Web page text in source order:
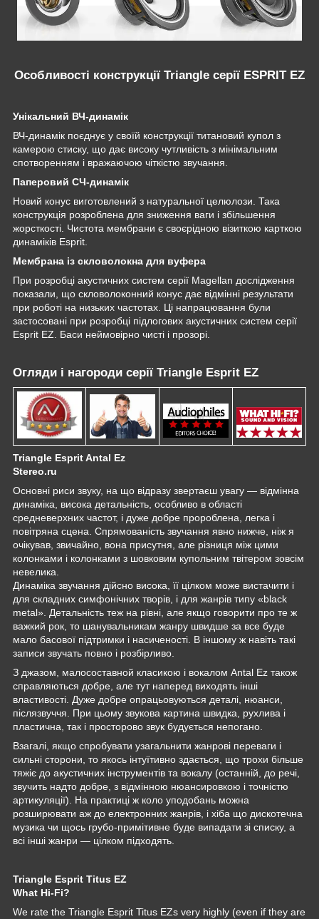
Особливості конструкції Triangle серії ESPRIT EZ
Унікальний ВЧ-динамік
ВЧ-динамік поєднує у своїй конструкції титановий купол з
камерою стиску, що дає високу чутливість з мінімальним
спотворенням і вражаючою чіткістю звучання.
Паперовий СЧ-динамік
Новий конус виготовлений з натуральної целюлози. Така
конструкція розроблена для зниження ваги і збільшення
жорсткості. Чистота мембрани є своєрідною візиткою карткою
динаміків Esprit.
Мембрана із скловолокна для вуфера
При розробці акустичних систем серії Magellan дослідження
показали, що скловолоконний конус дає відмінні результати
при роботі на низьких частотах. Ці напрацювання були
застосовані при розробці підлогових акустичних систем серії
Esprit EZ. Баси неймовірно чисті і прозорі.
Огляди і нагороди серії Triangle Esprit EZ
Triangle Esprit Antal Ez
Stereo.ru
Основні риси звуку, на що відразу звертаєш увагу — відмінна
динаміка, висока детальність, особливо в області
средневерхних частот, і дуже добре пророблена, легка і
повітряна сцена. Спрямованість звучання явно нижче, ніж я
очікував, звичайно, вона присутня, але різниця між цими
колонками і колонками з шовковим купольним твітером зовсім
невелика.
Динаміка звучання дійсно висока, її цілком може вистачити і
для складних симфонічних творів, і для жанрів типу «black
metal». Детальність теж на рівні, але якщо говорити про те ж
важкий рок, то шанувальникам жанру швидше за все буде
мало басової підтримки і насиченості. В іншому ж навіть такі
записи звучать повно і розбірливо.
З джазом, малосоставной класикою і вокалом Antal Ez також
справляються добре, але тут наперед виходять інші
властивості. Дуже добре опрацьовуються деталі, нюанси,
післязвуччя. При цьому звукова картина швидка, рухлива і
пластична, так і просторово звук будується непогано.
Взагалі, якщо спробувати узагальнити жанрові переваги і
сильні сторони, то якось інтуїтивно здається, що трохи більше
тяжіє до акустичних інструментів та вокалу (останній, до речі,
звучить надто добре, з відмінною нюансировкою і точністю
артикуляції). На практиці ж коло уподобань можна
розширювати аж до електронних жанрів, і хіба що дискотечна
музика чи щось грубо-примітивне буде випадати зі списку, а
всі інші жанри — цілком підходять.
Triangle Esprit Titus EZ
What Hi-Fi?
We rate the Triangle Esprit Titus EZs very highly (even if they are